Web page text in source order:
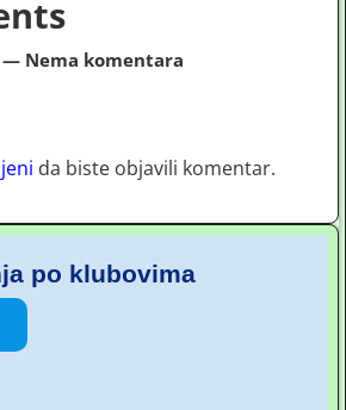
Nema komentara
da biste objavili komentar.
po klubovima